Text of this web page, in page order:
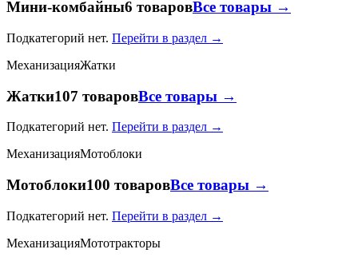
Мини-комбайны6 товаровВсе товары →
Подкатегорий нет. Перейти в раздел →
МеханизацияЖатки
Жатки107 товаровВсе товары →
Подкатегорий нет. Перейти в раздел →
МеханизацияМотоблоки
Мотоблоки100 товаровВсе товары →
Подкатегорий нет. Перейти в раздел →
МеханизацияМототракторы